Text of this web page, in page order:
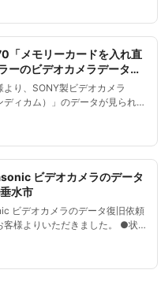
結果 ......
「メモリーカードを入れ直
ーのビデオカメラデータ復
滅（山梨県都留市）
り、SONY製ビデオカメラ
ディカム）」のデータが見られな
だきました。「メモリーカード
」「メモリーカードの裏表を確認
ビデオカメラのデータ
水市
ビデオカメラのデータ復旧依頼
客様よりいただきました。 ●状況
ラのHDDとSDのデータを全消
処理の結果５１の動画ファイ